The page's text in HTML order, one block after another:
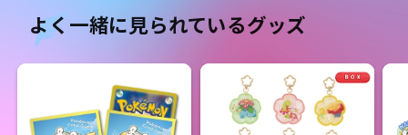
よく一緒に見られているグッズ